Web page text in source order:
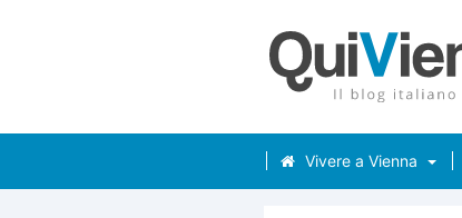
Vivere a Vienna